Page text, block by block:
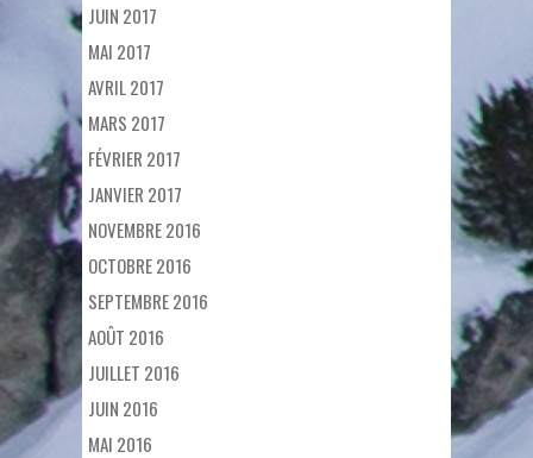
JUIN 2017
MAI 2017
AVRIL 2017
MARS 2017
FÉVRIER 2017
JANVIER 2017
NOVEMBRE 2016
OCTOBRE 2016
SEPTEMBRE 2016
AOÛT 2016
JUILLET 2016
JUIN 2016
MAI 2016